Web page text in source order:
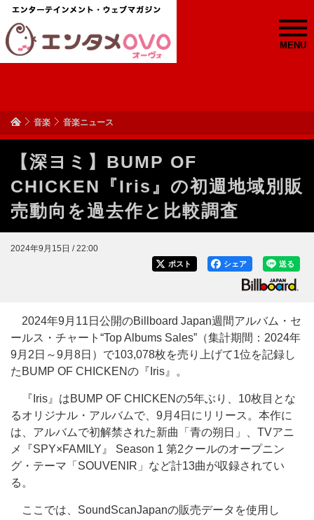
MENU
音楽 音楽ニュース
【深ヨミ】BUMP OF
CHICKEN『Iris』の初週地域別販
売動向を過去作と比較調査
2024年9月15日 / 22:00
送る
シェア
ポスト
2024年9月11日公開のBillboard Japan週間アルバム・セ
ールス・チャート“Top Albums Sales”（集計期間：2024年
9月2日～9月8日）で103,078枚を売り上げて1位を記録し
たBUMP OF CHICKENの『Iris』。
『Iris』はBUMP OF CHICKENの5年ぶり、10枚目とな
るオリジナル・アルバムで、9月4日にリリース。本作に
は、アルバムで初解禁された新曲「青の朔日」、TVアニ
メ『SPY×FAMILY』 Season 1 第2クールのオープニン
グ・テーマ「SOUVENIR」など計13曲が収録されてい
る。
ここでは、SoundScanJapanの販売データを使用し